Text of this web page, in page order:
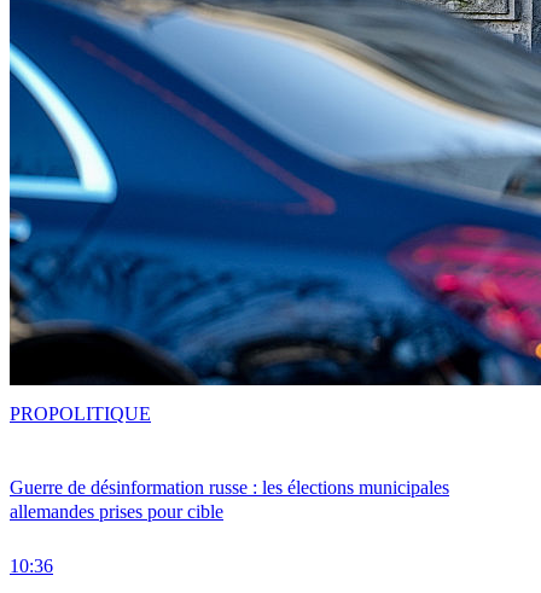
Guerre de désinformation russe : les élections municipales
allemandes prises pour cible
10:36
PROPOLITIQUE